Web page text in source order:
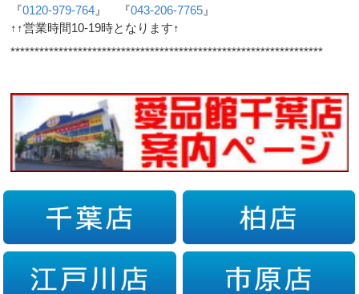
『0120-979-764 』 『043-206-7765 』
↑↑営業時間10-19時となります↑
*****************************************************************